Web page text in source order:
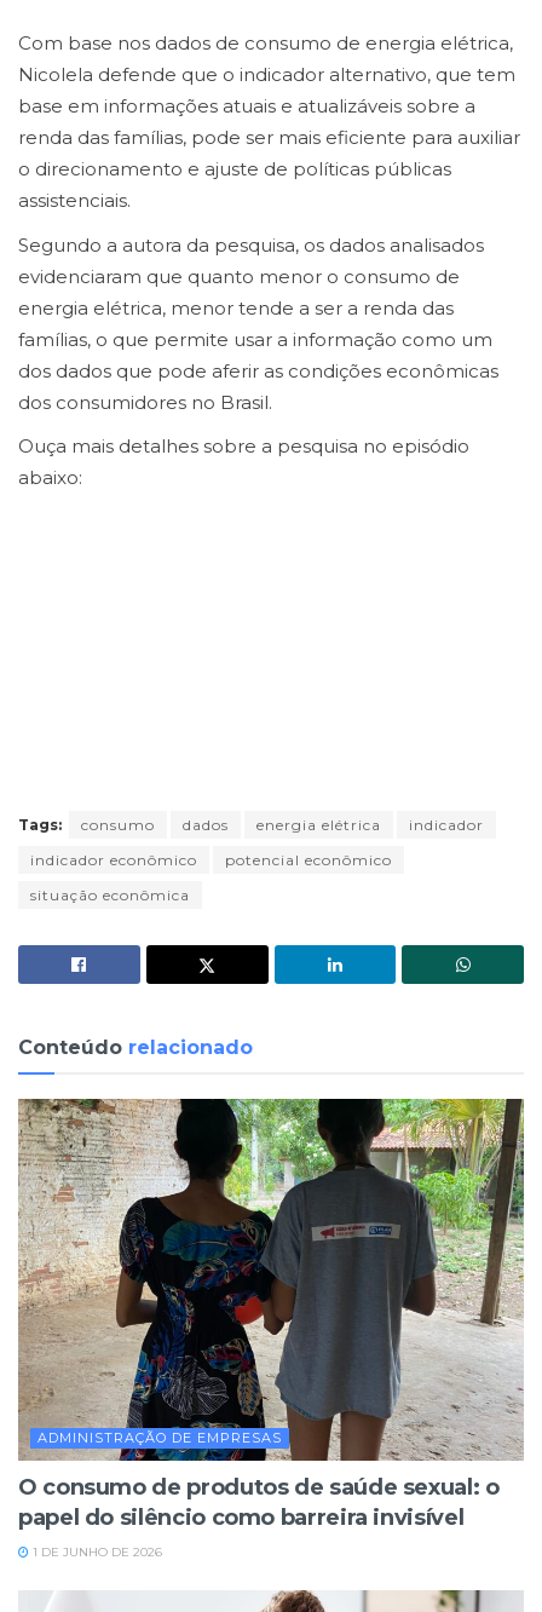
Com base nos dados de consumo de energia elétrica,
Nicolela defende que o indicador alternativo, que tem
base em informações atuais e atualizáveis sobre a
renda das famílias, pode ser mais eficiente para auxiliar
o direcionamento e ajuste de políticas públicas
assistenciais.
Segundo a autora da pesquisa, os dados analisados
evidenciaram que quanto menor o consumo de
energia elétrica, menor tende a ser a renda das
famílias, o que permite usar a informação como um
dos dados que pode aferir as condições econômicas
dos consumidores no Brasil.
Ouça mais detalhes sobre a pesquisa no episódio
abaixo:
Tags: consumo dados energia elétrica
indicador
indicador econômico
potencial econômico
situação econômica
Conteúdo relacionado
ADMINISTRAÇÃO DE EMPRESAS
O consumo de produtos de saúde sexual: o
papel do silêncio como barreira invisível
1 DE JUNHO DE 2026